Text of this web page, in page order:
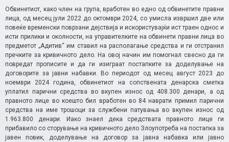
Обвинетиот, како член на група, вработен во едно од обвинетите правни
лица, од месец јули 2022 до октомври 2024, со умисла извршил две или
повеќе временски поврзани дејствија и искористувајќи ист траен однос и
исти прилики и околности, на управителките на обвинети правни лица во
предметот „Адитив“ им ставил на располагање средства и ги отстранил
пречките за кривичното дело. На овој начин им помогнал свесно да ги
повредат прописите и да ги изиграат постапките за доделување на
договорите за јавни набавки. Во периодот од месец август 2023 до
ноември 2024 година, обвинетиот на сопствената денарска сметка
уплатил парични средства во вкупен износ од 408.300 денари, а од
правното лице во коешто бил вработен во 84 наврати примил парични
средства на име трошоци за службени патувања во вкупен износ од
1.963.800 денари. Иако знаел дека средствата правното лице ги
прибавило со сторување на кривичното дело Злоупотреба на постапка за
јавен повик, доделување на договор за јавна набавка или јавно